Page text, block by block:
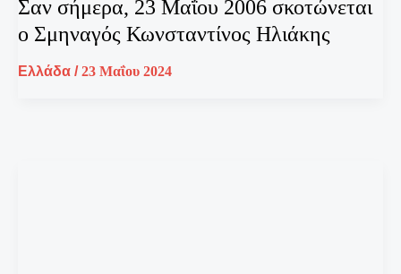
Σαν σήμερα, 23 Μαΐου 2006 σκοτώνεται
ο Σμηναγός Κωνσταντίνος Ηλιάκης
Ελλάδα /23 Μαΐου 2024